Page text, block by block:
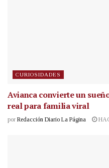
CURIOSIDADES
Avianca convierte un
real para familia viral
por Redacción Diario La Página